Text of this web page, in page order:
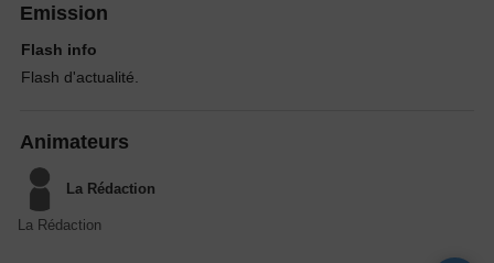
Emission
Flash info
Flash d'actualité.
Animateurs
La Rédaction
La Rédaction